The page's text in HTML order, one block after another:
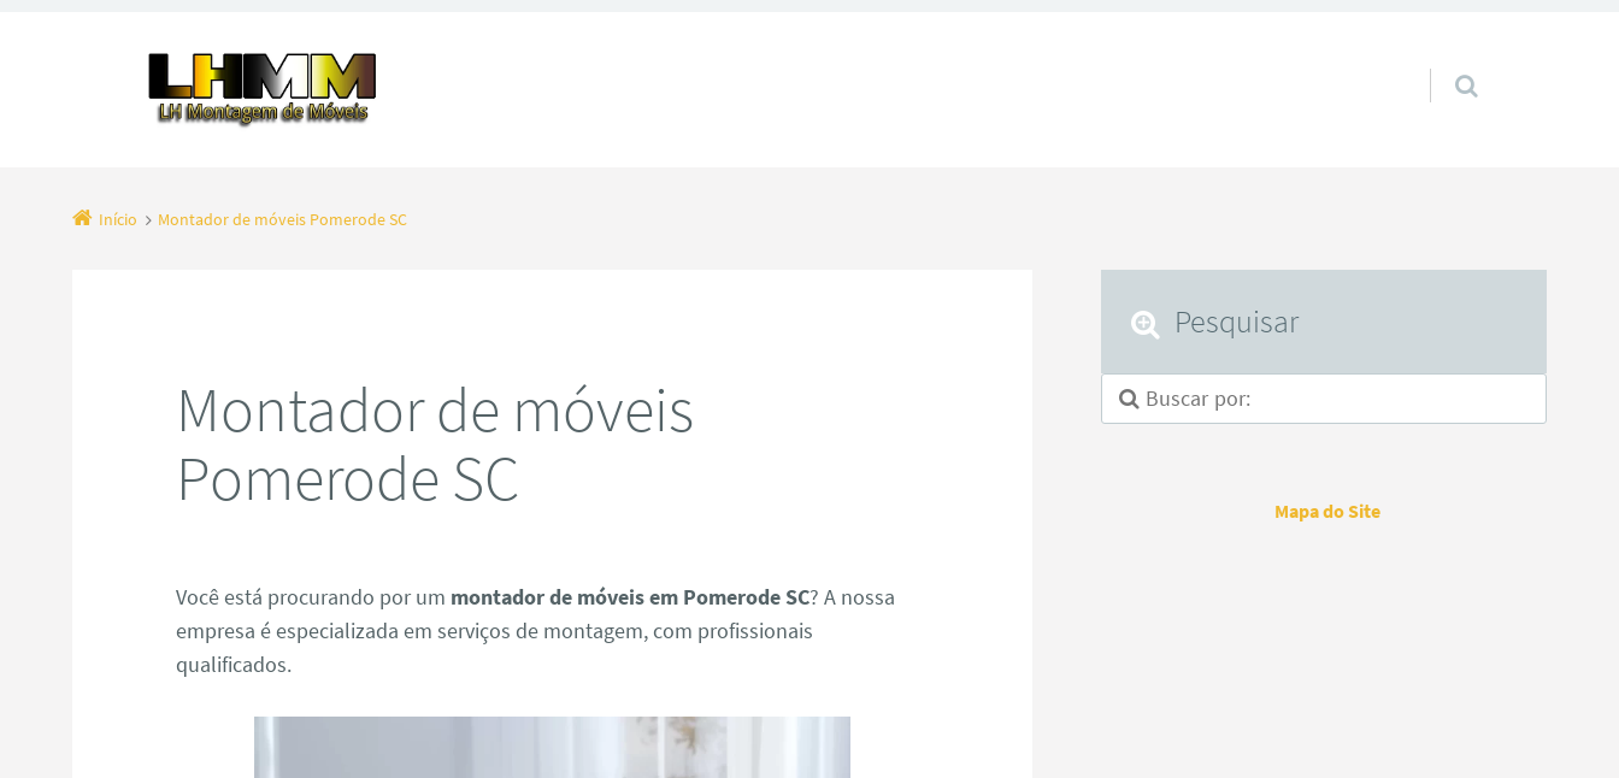
Pular para o conteúdo
Início Montador de móveis Pomerode SC
Montador de móveis
Pomerode SC
Você está procurando por um montador de móveis em Pomerode SC? A nossa
empresa é especializada em serviços de montagem, com profissionais
qualificados.
Pesquisar
Mapa do Site